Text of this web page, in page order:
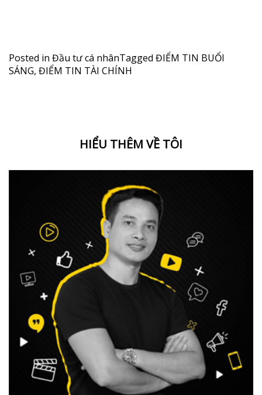
Posted in Đầu tư cá nhânTagged ĐIỂM TIN BUỔI
SÁNG, ĐIỂM TIN TÀI CHÍNH
HIỂU THÊM VỀ TÔI